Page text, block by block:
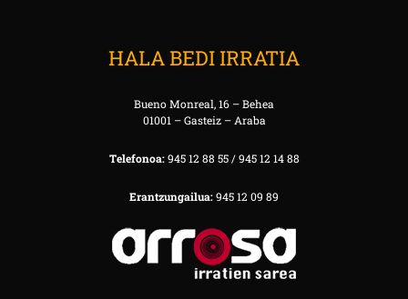
HALA BEDI IRRATIA
Bueno Monreal, 16 – Behea
01001 – Gasteiz – Araba
Telefonoa:945 12 88 55 / 945 12 14 88
Erantzungailua:945 12 09 89